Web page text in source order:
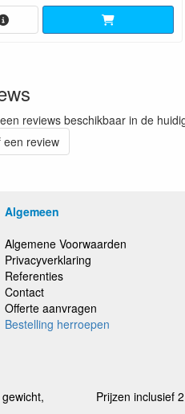
reviews beschikbaar in de
een review
Algemeen
Algemene Voorwaarden
Privacyverklaring
Referenties
Contact
Offerte aanvragen
Bestelling herroepen
Prijzen inclusief